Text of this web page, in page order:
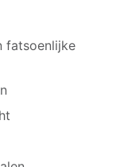
fatsoenlijke